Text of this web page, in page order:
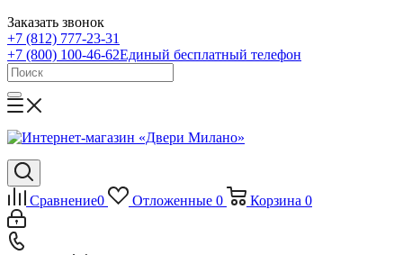
Заказать звонок
+7 (812) 777-23-31
+7 (800) 100-46-62Единый бесплатный телефон
Сравнение0 Отложенные 0 Корзина 0